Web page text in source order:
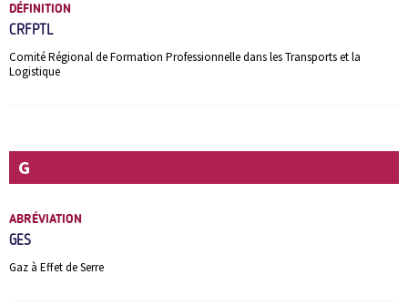
DÉFINITION
CRFPTL
Comité Régional de Formation Professionnelle dans les Transports et la
Logistique
G
ABRÉVIATION
GES
Gaz à Effet de Serre